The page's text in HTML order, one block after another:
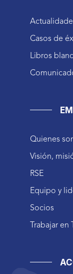
Casos de
Libros
Quienes
Visión,
RSE
Equipo y
Socios
Trabajar